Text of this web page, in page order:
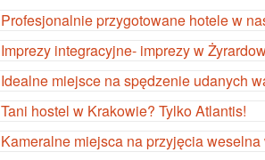
Profesjonalnie przygotowane hotele w
Imprezy integracyjne- imprezy w
Idealne miejsce na spędzenie udanych
Tani hostel w Krakowie? Tylko Atlantis!
Kameralne miejsca na przyjęcia